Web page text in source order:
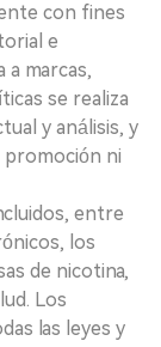
con fines
e
a marcas,
se realiza
y análisis, y
ni
entre
los
de nicotina,
Los
las leyes y